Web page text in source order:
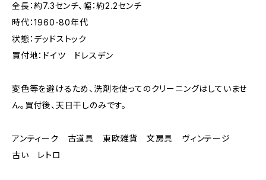
全長：約7.3センチ、幅：約2.2センチ
時代：1960-80年代
状態：デッドストック
買付地：ドイツ ドレスデン
変色等を避けるため、洗剤を使ってのクリーニングはしていませ
ん。買付後、天日干しのみです。
アンティーク 古道具 東欧雑貨 文房具 ヴィンテージ
古い レトロ